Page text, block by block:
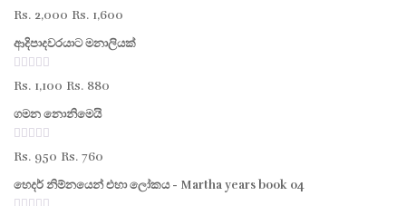
0
out
5
Rs. 2,000 Original
price
Rs. 2,000.
Rs. 1,600
price
ආදිපාදවරයාට මනාලියක්
0
out
5
Rs. 1,100 Original
price
Rs. 1,100.
Rs. 880
ගමන නොනිමෙයි
0
out
5
Rs. 950 Original
price
Rs. 760
price
හෙදර් නිම්නයෙන් එහා ලෝකය - Martha years book 04